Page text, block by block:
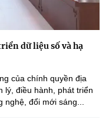
dữ liệu số và hạ
của chính quyền địa
lý, điều hành, phát triển
đổi mới sáng...